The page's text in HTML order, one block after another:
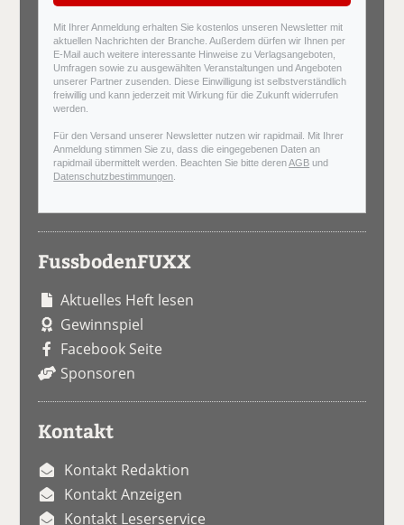
Mit Ihrer Anmeldung erhalten Sie kostenlos unseren Newsletter mit
aktuellen Nachrichten der Branche. Außerdem dürfen wir Ihnen per
E-Mail auch weitere interessante Hinweise zu Verlagsangeboten,
Umfragen sowie zu ausgewählten Veranstaltungen und Angeboten
unserer Partner zusenden. Diese Einwilligung ist selbstverständlich
freiwillig und kann jederzeit mit Wirkung für die Zukunft widerrufen
werden.
Für den Versand unserer Newsletter nutzen wir rapidmail. Mit Ihrer
Anmeldung stimmen Sie zu, dass die eingegebenen Daten an
rapidmail übermittelt werden. Beachten Sie bitte derenAGB und
Datenschutzbestimmungen
FussbodenFUXX
Aktuelles Heft lesen
Gewinnspiel
Facebook Seite
Sponsoren
Kontakt
Kontakt Redaktion
Kontakt Anzeigen
Kontakt Leserservice